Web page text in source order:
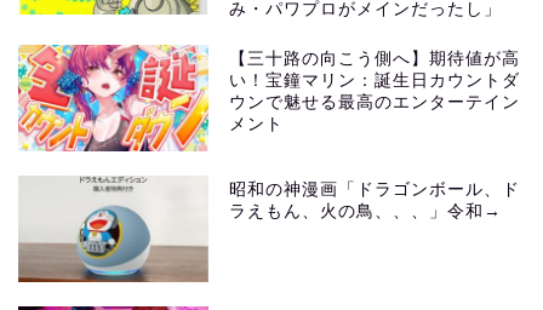
み・パワプロがメインだったし」
【三十路の向こう側へ】期待値が高
い！宝鐘マリン：誕生日カウントダ
ウンで魅せる最高のエンターテイン
メント
昭和の神漫画「ドラゴンボール、ド
ラえもん、火の鳥、、、」令和→